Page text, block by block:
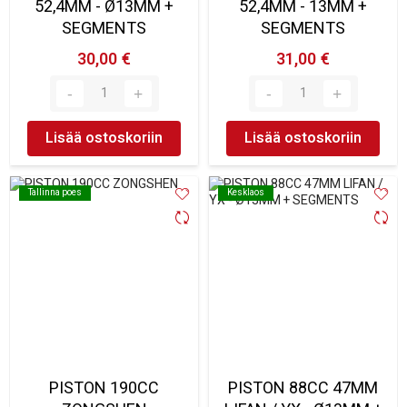
52,4MM - Ø13MM +
SEGMENTS
30,00 €
Lisää ostoskoriin
52,4MM - 13MM +
SEGMENTS
31,00 €
Lisää ostoskoriin
Tallinna poes
Tallinna poes
PISTON 190CC
Kesklaos
Kesklaos
PISTON 88CC 47MM